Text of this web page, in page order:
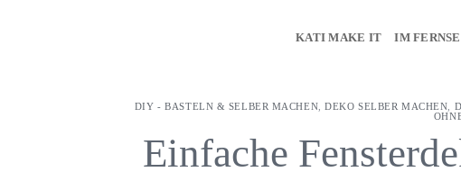
KATI MAKE IT IM
DIY - BASTELN & SELBER MACHEN ,DEKO SELBER MACHEN
Einfache